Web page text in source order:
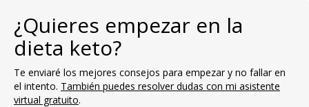
¿Quieres empezar en la
dieta keto?
Te enviaré los mejores consejos para empezar y no fallar en
el intento. También puedes resolver dudas con mi asistente
virtual gratuito.